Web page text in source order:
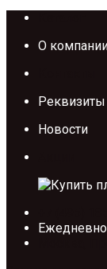
О
Реквизиты
Новости
Москва,